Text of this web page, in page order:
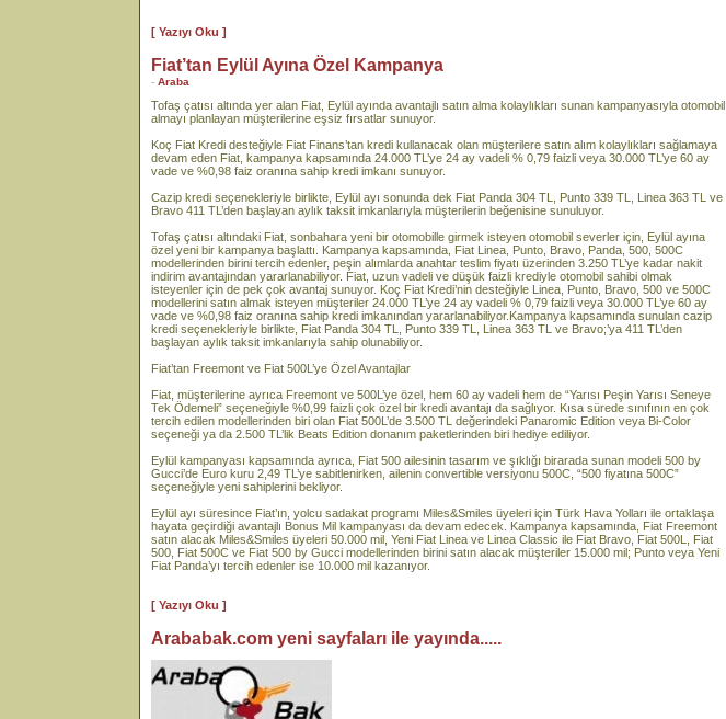
[ Yazıyı Oku ]
Fiat’tan Eylül Ayına Özel Kampanya
- Araba
Tofaş çatısı altında yer alan Fiat, Eylül ayında avantajlı satın alma kolaylıkları sunan kampanyasıyla otomobil
almayı planlayan müşterilerine eşsiz fırsatlar sunuyor.
Koç Fiat Kredi desteğiyle Fiat Finans’tan kredi kullanacak olan müşterilere satın alım kolaylıkları sağlamaya
devam eden Fiat, kampanya kapsamında 24.000 TL’ye 24 ay vadeli % 0,79 faizli veya 30.000 TL’ye 60 ay
vade ve %0,98 faiz oranına sahip kredi imkanı sunuyor.
Cazip kredi seçenekleriyle birlikte, Eylül ayı sonunda dek Fiat Panda 304 TL, Punto 339 TL, Linea 363 TL ve
Bravo 411 TL’den başlayan aylık taksit imkanlarıyla müşterilerin beğenisine sunuluyor.
Tofaş çatısı altındaki Fiat, sonbahara yeni bir otomobille girmek isteyen otomobil severler için, Eylül ayına
özel yeni bir kampanya başlattı. Kampanya kapsamında, Fiat Linea, Punto, Bravo, Panda, 500, 500C
modellerinden birini tercih edenler, peşin alımlarda anahtar teslim fiyatı üzerinden 3.250 TL’ye kadar nakit
indirim avantajından yararlanabiliyor. Fiat, uzun vadeli ve düşük faizli krediyle otomobil sahibi olmak
isteyenler için de pek çok avantaj sunuyor. Koç Fiat Kredi’nin desteğiyle Linea, Punto, Bravo, 500 ve 500C
modellerini satın almak isteyen müşteriler 24.000 TL’ye 24 ay vadeli % 0,79 faizli veya 30.000 TL’ye 60 ay
vade ve %0,98 faiz oranına sahip kredi imkanından yararlanabiliyor.Kampanya kapsamında sunulan cazip
kredi seçenekleriyle birlikte, Fiat Panda 304 TL, Punto 339 TL, Linea 363 TL ve Bravo;’ya 411 TL’den
başlayan aylık taksit imkanlarıyla sahip olunabiliyor.
Fiat’tan Freemont ve Fiat 500L’ye Özel Avantajlar
Fiat, müşterilerine ayrıca Freemont ve 500L’ye özel, hem 60 ay vadeli hem de “Yarısı Peşin Yarısı Seneye
Tek Ödemeli” seçeneğiyle %0,99 faizli çok özel bir kredi avantajı da sağlıyor. Kısa sürede sınıfının en çok
tercih edilen modellerinden biri olan Fiat 500L’de 3.500 TL değerindeki Panaromic Edition veya Bi-Color
seçeneği ya da 2.500 TL’lik Beats Edition donanım paketlerinden biri hediye ediliyor.
Eylül kampanyası kapsamında ayrıca, Fiat 500 ailesinin tasarım ve şıklığı birarada sunan modeli 500 by
Gucci’de Euro kuru 2,49 TL’ye sabitlenirken, ailenin convertible versiyonu 500C, “500 fiyatına 500C”
seçeneğiyle yeni sahiplerini bekliyor.
Eylül ayı süresince Fiat’ın, yolcu sadakat programı Miles&Smiles üyeleri için Türk Hava Yolları ile ortaklaşa
hayata geçirdiği avantajlı Bonus Mil kampanyası da devam edecek. Kampanya kapsamında, Fiat Freemont
satın alacak Miles&Smiles üyeleri 50.000 mil, Yeni Fiat Linea ve Linea Classic ile Fiat Bravo, Fiat 500L, Fiat
500, Fiat 500C ve Fiat 500 by Gucci modellerinden birini satın alacak müşteriler 15.000 mil; Punto veya Yeni
Fiat Panda’yı tercih edenler ise 10.000 mil kazanıyor.
[ Yazıyı Oku ]
Arababak.com yeni sayfaları ile yayında.....